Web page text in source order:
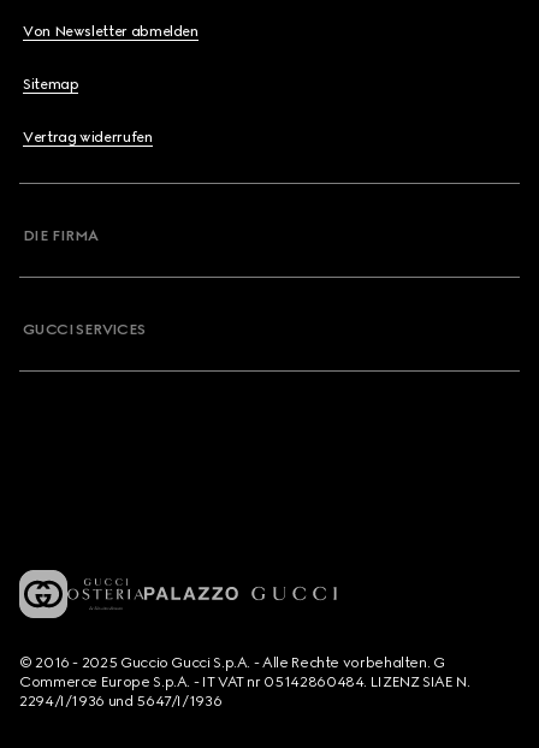
Von Newsletter abmelden
Sitemap
Vertrag widerrufen
DIE FIRMA
GUCCI SERVICES
© 2016 - 2025 Guccio Gucci S.p.A. - Alle Rechte vorbehalten. G
Commerce Europe S.p.A. - IT VAT nr 05142860484. LIZENZ SIAE N.
2294/I/1936 und 5647/I/1936